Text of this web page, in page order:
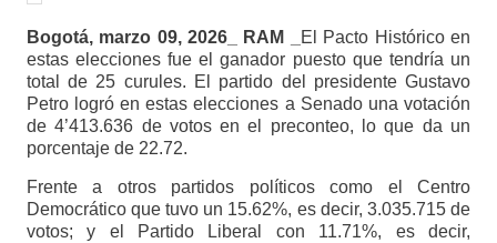
Bogotá, marzo 09, 2026_ RAM _
El Pacto Histórico en
estas elecciones fue el ganador puesto que tendría un
total de 25 curules. El partido del presidente Gustavo
Petro logró en estas elecciones a Senado una votación
de 4’413.636 de votos en el preconteo, lo que da un
porcentaje de 22.72.
Frente a otros partidos políticos como el Centro
Democrático que tuvo un 15.62%, es decir, 3.035.715 de
votos; y el Partido Liberal con 11.71%, es decir,